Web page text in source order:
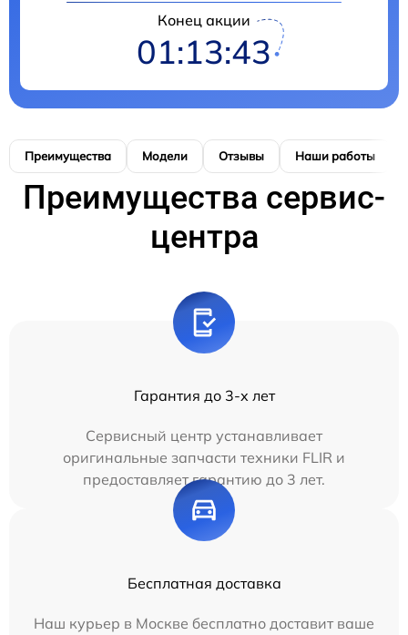
Конец акции
01:13:42
Преимущества Модели Отзывы Наши работы
Преимущества сервис-
центра
Гарантия до 3-х лет
Сервисный центр устанавливает
оригинальные запчасти техники FLIR и
предоставляет гарантию до 3 лет.
Бесплатная доставка
Наш курьер в Москве бесплатно доставит ваше